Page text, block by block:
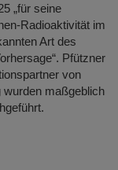
„für seine
Radioaktivität im
Art des
Pfützner
von
maßgeblich